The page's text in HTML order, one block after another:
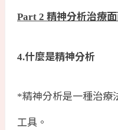
Part 2 精神分析治療
4.什麼是精神分析
*精神分析是一種治療
工具。